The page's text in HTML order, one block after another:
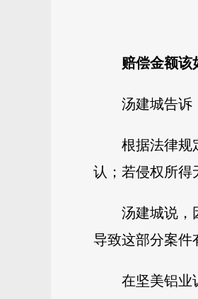
赔偿金额该
汤建城告诉
根据法律规
认；若侵权所得
汤建城说，
导致这部分案件
在坚美铝业